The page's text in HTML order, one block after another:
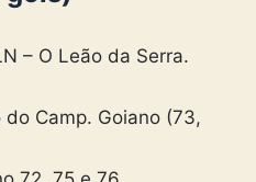
– O Leão da Serra.
do Camp. Goiano (73,